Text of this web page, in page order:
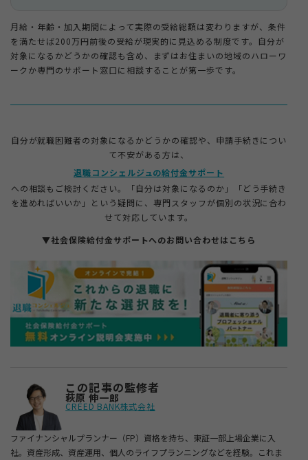
月給・年齢・加入期間によって実際の受給総額は変わりますが、条件
を満たせば200万円前後の受給が現実的に見込める制度です。自分が
対象になるかどうかの確認も含め、まずはお住まいの地域のハローワ
ークか専門のサポート窓口に相談することが第一歩です。
自分が就職困難者の対象になるかどうかの確認や、申請手続きについ
て不安がある方は、
退職コンシェルジュの給付金サポート
への相談もご検討ください。「自分は対象になるのか」「どう手続き
を進めればいいか」という疑問に、専門スタッフが個別の状況に合わ
せて対応しています。
▼社会保険給付金サポートへのお問い合わせはこちら
この記事の監修者
萩原 伸一郎
CREED BANK株式会社
ファイナンシャルプランナー（FP）資格を持ち、東証一部上場企業に入
社。資産形成、資産運用、個人のライフプランニングなどを経験。これま